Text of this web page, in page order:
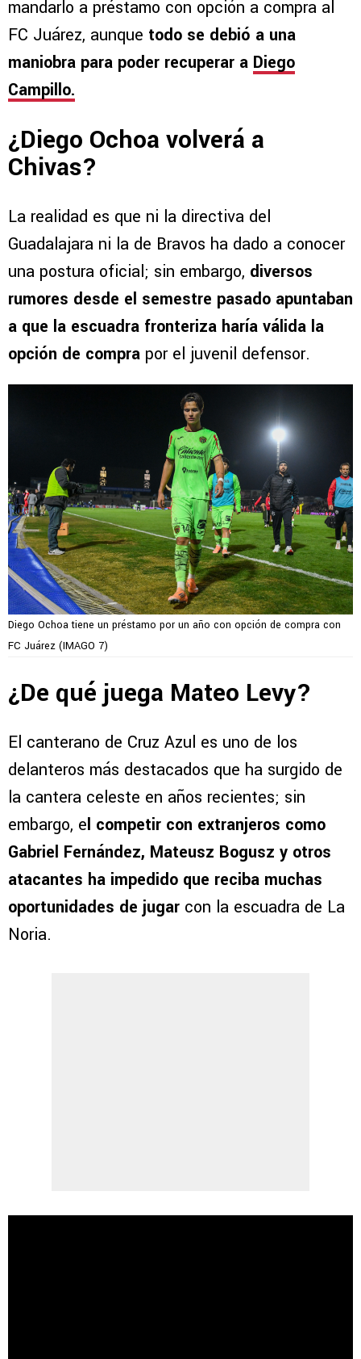
mandarlo a préstamo con opción a compra al
FC Juárez, aunque todo se debió a una
maniobra para poder recuperar a Diego
Campillo.
¿Diego Ochoa volverá a
Chivas?
La realidad es que ni la directiva del
Guadalajara ni la de Bravos ha dado a conocer
una postura oficial; sin embargo, diversos
rumores desde el semestre pasado apuntaban
a que la escuadra fronteriza haría válida la
opción de compra por el juvenil defensor.
Diego Ochoa tiene un préstamo por un año con opción de compra con
FC Juárez (IMAGO 7)
¿De qué juega Mateo Levy?
El canterano de Cruz Azul es uno de los
delanteros más destacados que ha surgido de
la cantera celeste en años recientes; sin
embargo, el competir con extranjeros como
Gabriel Fernández, Mateusz Bogusz y otros
atacantes ha impedido que reciba muchas
oportunidades de jugar con la escuadra de La
Noria.